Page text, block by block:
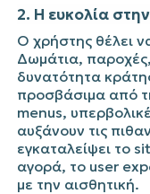
2. Η ευκολία
Ο χρήστης θέλει
Δωμάτια,
δυνατότητα
προσβάσιμα από
menus,
αυξάνουν τις
εγκαταλείψει το
αγορά, το user
με την αισθητική.